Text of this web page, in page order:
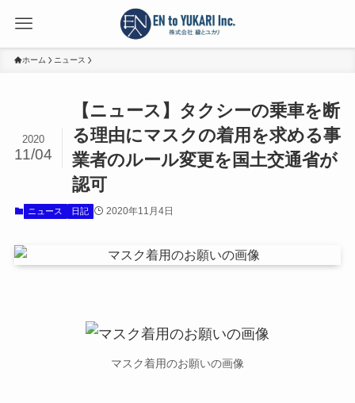
ホーム ニュース
【ニュース】タクシーの乗車を断
る理由にマスクの着用を求める事
業者のルール変更を国土交通省が
認可
2020
11/04
ニュース 日記 2020年11月4日
マスク着用のお願いの画像